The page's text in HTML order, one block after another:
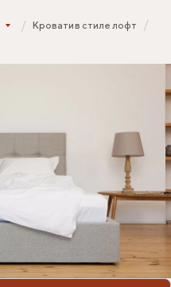
Кровати в стиле лофт